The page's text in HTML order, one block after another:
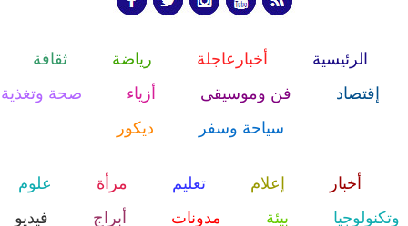
الرئيسية أخبارعاجلة رياضة
ثقافة
إقتصاد
فن وموسيقى أزياء
صحة وتغذية
سياحة وسفر
ديكور
أخبار إعلام تعليم مرأة
علوم
وتكنولوجيا
بيئة مدونات أبراج فيديو